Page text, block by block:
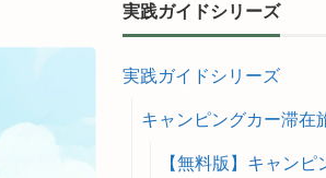
実践ガイドシリーズ
実践ガイドシリーズ
キャンピングカー滞在
【無料版】キャン